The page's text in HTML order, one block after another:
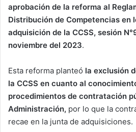
aprobación de la reforma al
Distribución de Competencias en
adquisición de la CCSS, sesión
noviembre del 2023.
Esta reforma planteó la exclusión
la CCSS en cuanto al
procedimientos de contratación
Administración, por lo que la
recae en la junta de adquisiciones.